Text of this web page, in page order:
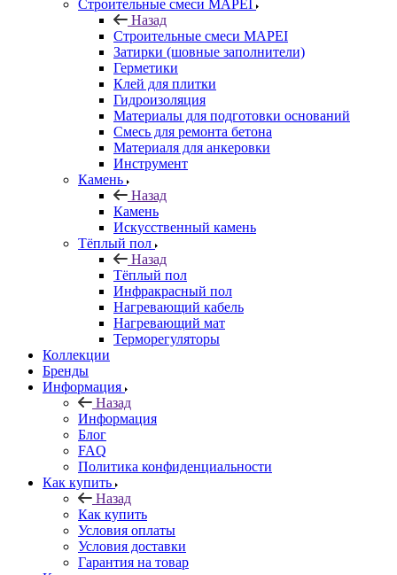
Строительные смеси MAPEI
Назад
Строительные смеси MAPEI
Затирки (шовные заполнители)
Герметики
Клей для плитки
Гидроизоляция
Материалы для подготовки оснований
Смесь для ремонта бетона
Материаля для анкеровки
Инструмент
Камень
Назад
Камень
Искусственный камень
Тёплый пол
Назад
Тёплый пол
Инфракрасный пол
Нагревающий кабель
Нагревающий мат
Терморегуляторы
Коллекции
Бренды
Информация
Назад
Информация
Блог
FAQ
Политика конфиденциальности
Как купить
Назад
Как купить
Условия оплаты
Условия доставки
Гарантия на товар